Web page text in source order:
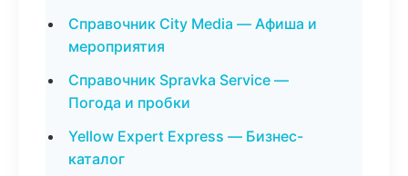
Справочник City Media — Афиша и
мероприятия
Справочник Spravka Service —
Погода и пробки
Yellow Expert Express — Бизнес-
каталог